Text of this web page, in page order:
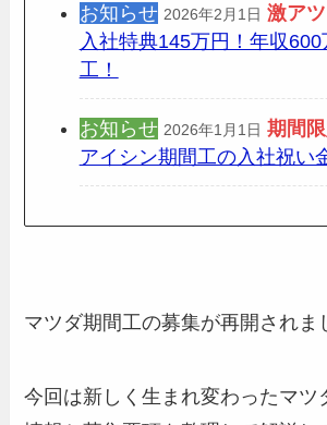
お知らせ 2026年2月1日 激アツ
入社特典145万円！年収600
工！
お知らせ 2026年1月1日 期間
アイシン期間工の入社祝い
マツダ期間工の募集が再開されま
今回は新しく生まれ変わったマツ